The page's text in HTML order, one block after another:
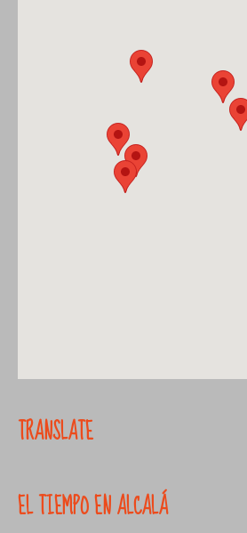
TRANSLATE
EL TIEMPO EN ALCALÁ